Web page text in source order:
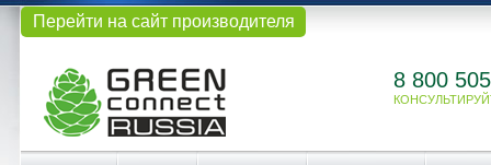
Перейти на сайт производителя
8 800